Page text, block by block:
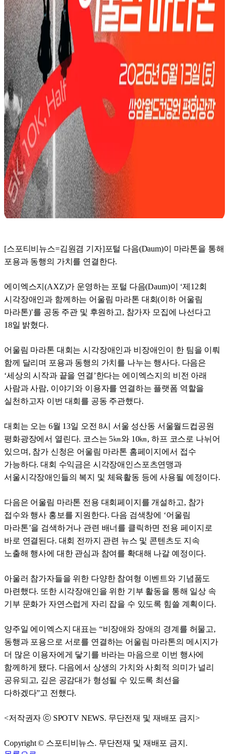
[스포티비뉴스=김원겸 기자]포털 다음(Daum)이 마라톤을 통해
포용과 동행의 가치를 연결한다.
에이엑스지(AXZ)가 운영하는 포털 다음(Daum)이 ‘제12회
시각장애인과 함께하는 어울림 마라톤 대회(이하 어울림
마라톤)’를 공동 주관 및 후원하고, 참가자 모집에 나선다고
18일 밝혔다.
어울림 마라톤 대회는 시각장애인과 비장애인이 한 팀을 이뤄
함께 달리며 포용과 동행의 가치를 나누는 행사다. 다음은
‘세상의 시작과 끝을 연결’한다는 에이엑스지의 비전 아래
사람과 사람, 이야기와 이용자를 연결하는 플랫폼 역할을
실천하고자 이번 대회를 공동 주관했다.
대회는 오는 6월 13일 오전 8시 서울 성산동 서울월드컵공원
평화광장에서 열린다. 코스는 5㎞와 10㎞, 하프 코스로 나뉘어
있으며, 참가 신청은 어울림 마라톤 홈페이지에서 접수
가능하다. 대회 수익금은 시각장애인스포츠연맹과
서울시각장애인들의 복지 및 체육활동 등에 사용될 예정이다.
다음은 어울림 마라톤 전용 대회페이지를 개설하고, 참가
접수와 행사 홍보를 지원한다. 다음 검색창에 ‘어울림
마라톤’을 검색하거나 관련 배너를 클릭하면 전용 페이지로
바로 연결된다. 대회 전까지 관련 뉴스 및 콘텐츠도 지속
노출해 행사에 대한 관심과 참여를 확대해 나갈 예정이다.
아울러 참가자들을 위한 다양한 참여형 이벤트와 기념품도
마련했다. 또한 시각장애인을 위한 기부 활동을 통해 일상 속
기부 문화가 자연스럽게 자리 잡을 수 있도록 힘쓸 계획이다.
양주일 에이엑스지 대표는 “비장애와 장애의 경계를 허물고,
동행과 포용으로 서로를 연결하는 어울림 마라톤의 메시지가
더 많은 이용자에게 닿기를 바라는 마음으로 이번 행사에
함께하게 됐다. 다음에서 상생의 가치와 사회적 의미가 널리
공유되고, 깊은 공감대가 형성될 수 있도록 최선을
다하겠다”고 전했다.
<저작권자 ⓒ SPOTV NEWS. 무단전재 및 재배포 금지>
Copyright © 스포티비뉴스. 무단전재 및 재배포 금지.